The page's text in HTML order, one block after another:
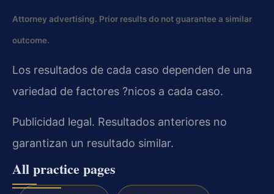
Attorney advertising. Prior results do not guarantee a similar
outcome.
Los resultados de cada caso dependen de una
variedad de factores ?nicos a cada caso.
Publicidad legal. Resultados anteriores no
garantizan un resultado similar.
All practice pages